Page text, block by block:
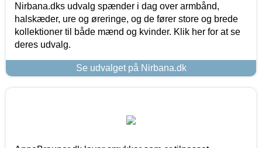
Nirbana.dks udvalg spænder i dag over armbånd,
halskæder, ure og øreringe, og de fører store og brede
kollektioner til både mænd og kvinder. Klik her for at se
deres udvalg.
Se udvalget på Nirbana.dk